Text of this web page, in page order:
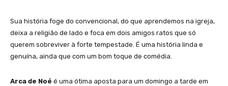
Sua história foge do convencional, do que aprendemos na igreja,
deixa a religião de lado e foca em dois amigos ratos que só
querem sobreviver à forte tempestade. É uma história linda e
genuína, ainda que com um bom toque de comédia.
Arca de Noé é uma ótima aposta para um domingo a tarde em